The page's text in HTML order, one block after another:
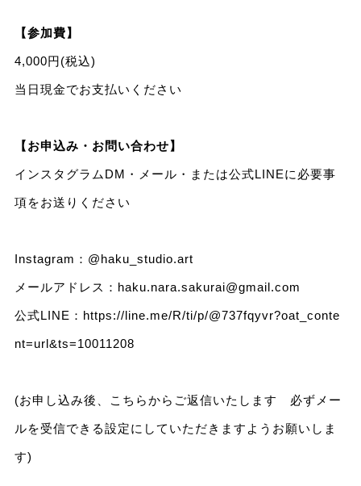
【参加費】
4,000円(税込)
当日現金でお支払いください
【お申込み・お問い合わせ】
インスタグラムDM・メール・または公式LINEに必要事
項をお送りください
Instagram： @haku_studio.art
メールアドレス： haku.nara.sakurai@gmail.com
公式LINE： https://line.me/R/ti/p/@737fqyvr?oat_conte
nt=url&ts=10011208
(お申し込み後、こちらからご返信いたします 必ずメー
ルを受信できる設定にしていただきますようお願いしま
す)